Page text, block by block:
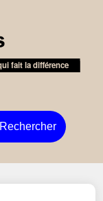
Rechercher